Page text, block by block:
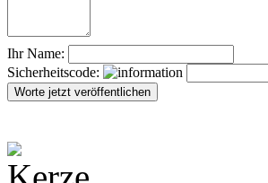
Ihr Name:
Sicherheitscode: